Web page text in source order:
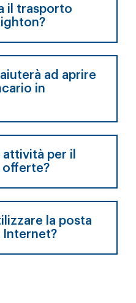
il trasporto
ad aprire
in
per il
offerte?
la posta